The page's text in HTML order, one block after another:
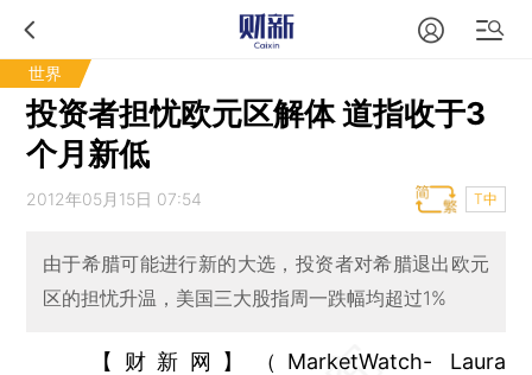
世界
投资者担忧欧元区解体 道指收于3
个月新低
2012年05月15日 07:54 T中
由于希腊可能进行新的大选，投资者对希腊退出欧元
区的担忧升温，美国三大股指周一跌幅均超过1%
【财新网】（MarketWatch- Laura